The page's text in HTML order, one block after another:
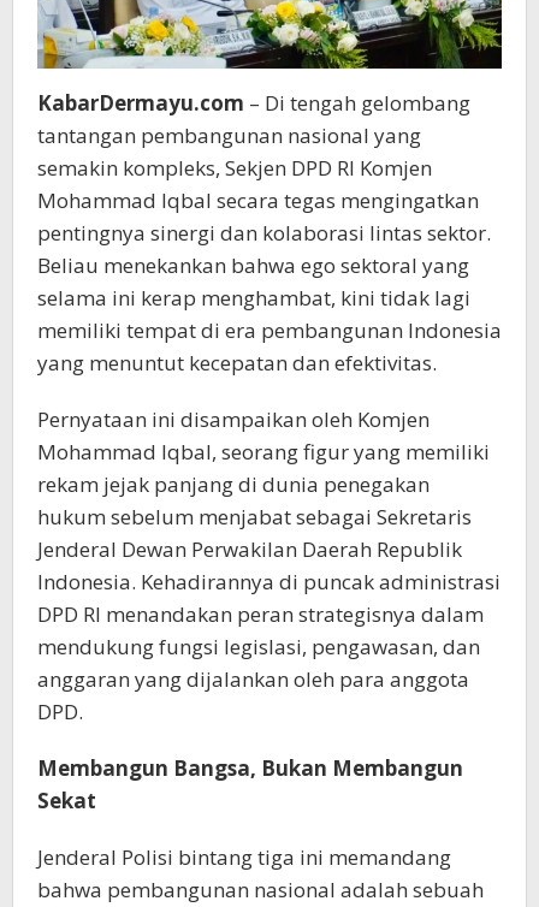
KabarDermayu.com – Di tengah gelombang
tantangan pembangunan nasional yang
semakin kompleks, Sekjen DPD RI Komjen
Mohammad Iqbal secara tegas mengingatkan
pentingnya sinergi dan kolaborasi lintas sektor.
Beliau menekankan bahwa ego sektoral yang
selama ini kerap menghambat, kini tidak lagi
memiliki tempat di era pembangunan Indonesia
yang menuntut kecepatan dan efektivitas.
Pernyataan ini disampaikan oleh Komjen
Mohammad Iqbal, seorang figur yang memiliki
rekam jejak panjang di dunia penegakan
hukum sebelum menjabat sebagai Sekretaris
Jenderal Dewan Perwakilan Daerah Republik
Indonesia. Kehadirannya di puncak administrasi
DPD RI menandakan peran strategisnya dalam
mendukung fungsi legislasi, pengawasan, dan
anggaran yang dijalankan oleh para anggota
DPD.
Membangun Bangsa, Bukan Membangun
Sekat
Jenderal Polisi bintang tiga ini memandang
bahwa pembangunan nasional adalah sebuah